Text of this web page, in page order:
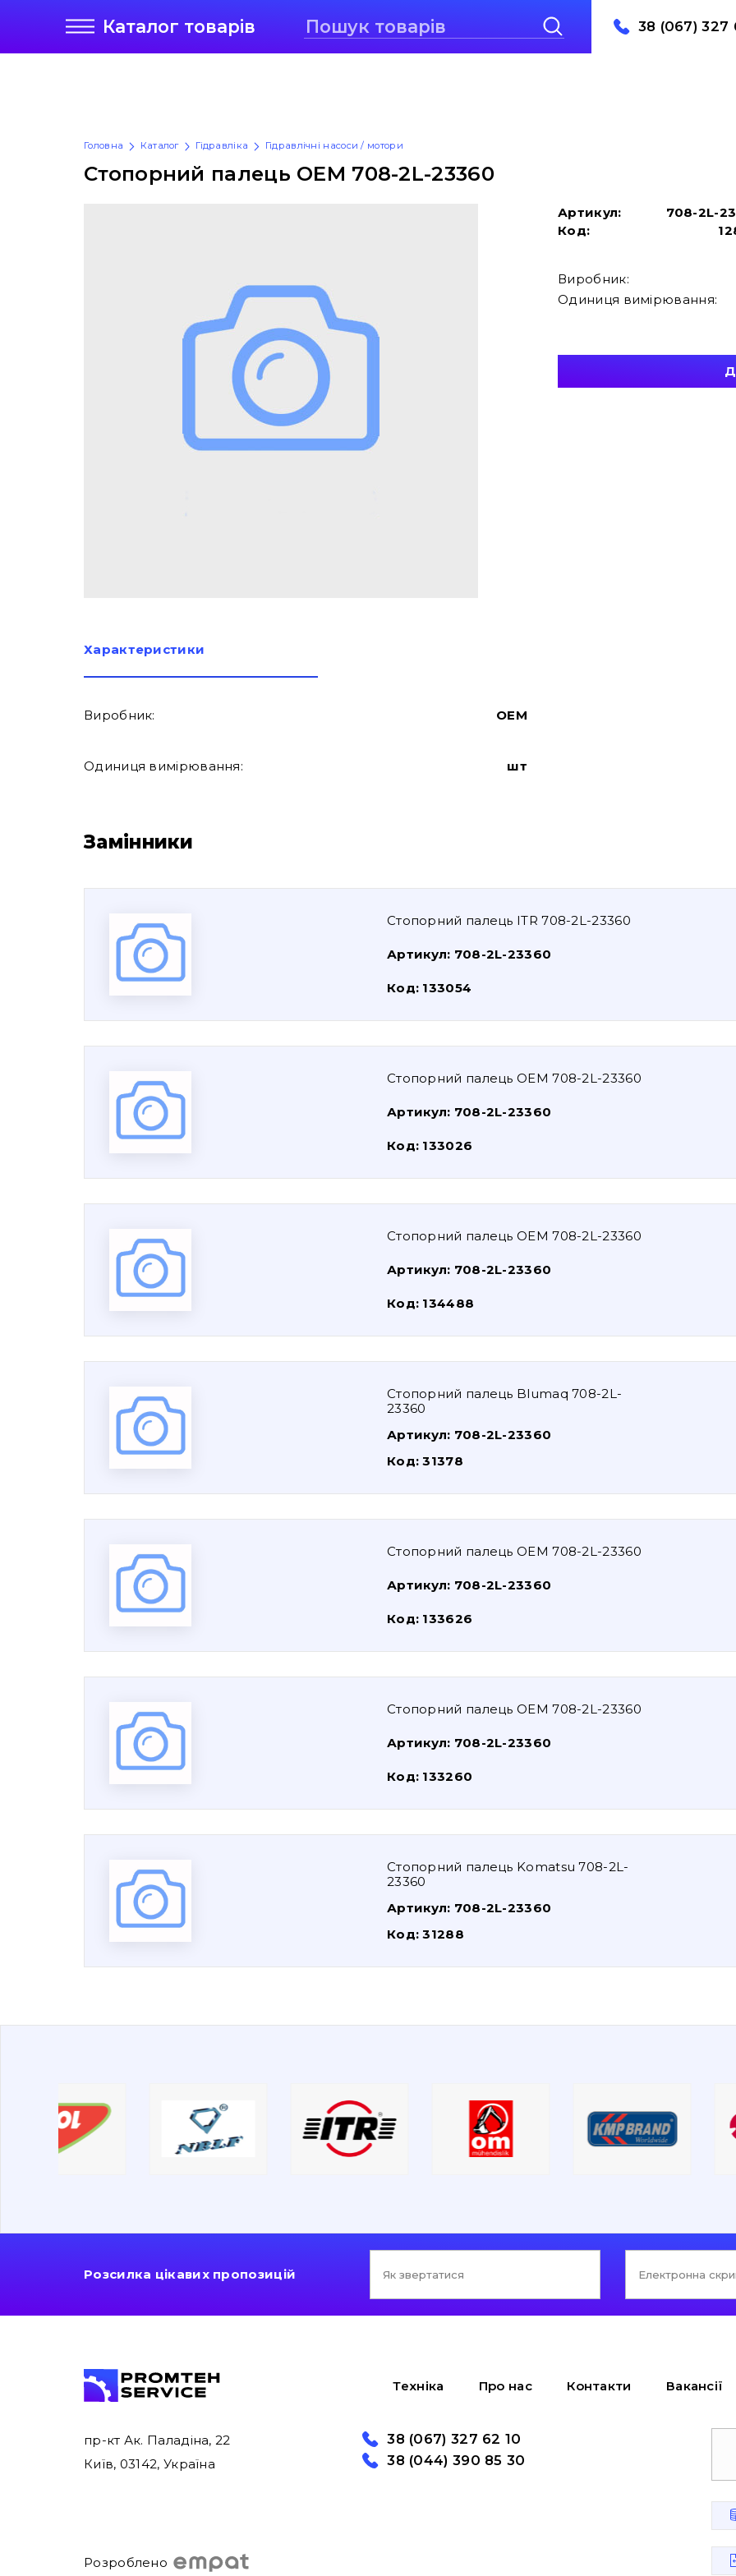
Каталог товарів 38 (067) 327
Головна Каталог Гідравліка Гідравлічні насоси / мотори
Стопорний палець OEM 708-2L-23360
Артикул:
708-2L-
Код:
Виробник:
Одиниця вимірювання:
Характеристики
Виробник: OEM
Одиниця вимірювання: шт
Замінники
Стопорний палець ITR 708-2L-23360
Артикул: 708-2L-23360
Код: 133054
Стопорний палець OEM 708-2L-23360
Артикул: 708-2L-23360
Код: 133026
Стопорний палець OEM 708-2L-23360
Артикул: 708-2L-23360
Код: 134488
Стопорний палець Blumaq 708-2L-
23360
Артикул: 708-2L-23360
Код:31378
Стопорний палець OEM 708-2L-23360
Артикул: 708-2L-23360
Код: 133626
Стопорний палець OEM 708-2L-23360
Артикул: 708-2L-23360
Код: 133260
Стопорний палець Komatsu 708-2L-
23360
Артикул: 708-2L-23360
Код:31288
Розсилка цікавих пропозицій
Техніка Про нас Контакти Вакансії
пр-кт Ак. Паладіна, 22
Київ, 03142, Україна
Розроблено
38 (067) 327 62 10
38 (044) 390 85 30